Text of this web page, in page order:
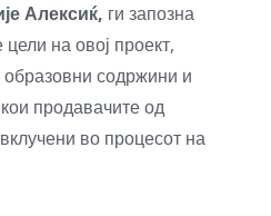
Алексиќ, ги запозна
на овој проект,
образовни содржини и
продавачите од
во процесот на